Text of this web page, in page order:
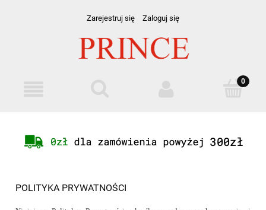
Zarejestruj się Zaloguj się
POLITYKA PRYWATNOŚCI